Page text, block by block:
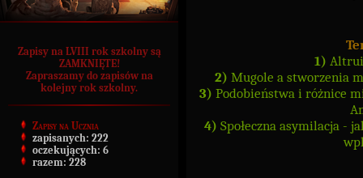
Zapisy na LVIII rok szkolny są
ZAMKNIĘTE!
Zapraszamy do zapisów na
kolejny rok szkolny.
Zapisy na Ucznia
zapisanych: 222
oczekujących: 6
razem: 228
1)
2) Mugole a stworzenia
3) Podobieństwa i różnice
4) Społeczna asymilacja -